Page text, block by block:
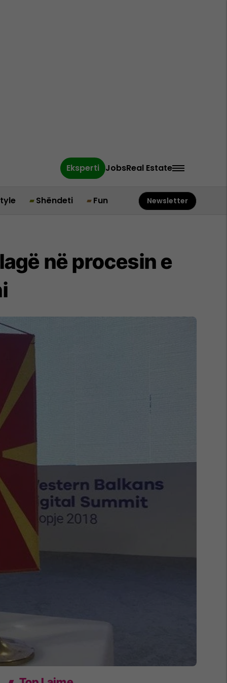
Eksperti JobsReal Estate
Shëndeti Fun Newsletter
në procesin e